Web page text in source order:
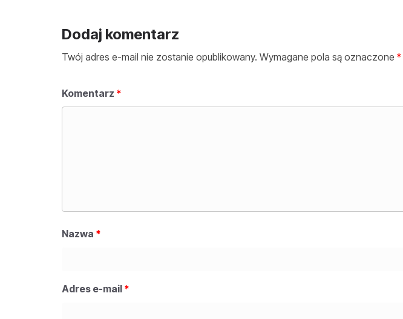
Dodaj komentarz
Twój adres e-mail nie zostanie opublikowany. Wymagane pola są oznaczone *
Komentarz *
Nazwa *
Adres e-mail *